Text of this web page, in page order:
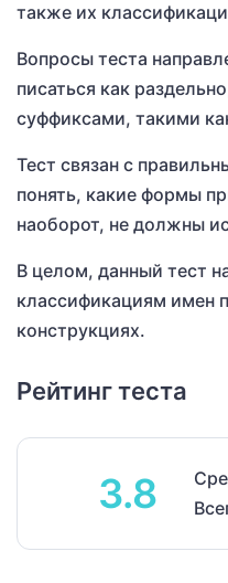
также их
Вопросы теста
писаться как
суффиксами, такими
Тест связан с
понять, какие формы
наоборот, не должны
В целом, данный тест
классификациям имен
конструкциях.
Рейтинг теста
3.8